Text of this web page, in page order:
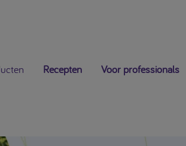
Recepten Voor professionals